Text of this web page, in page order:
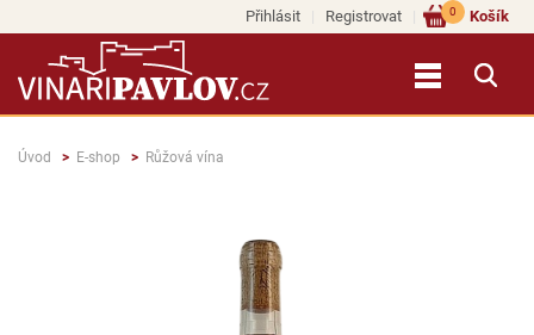
Přihlásit Registrovat Košík
0
Úvod E-shop Růžová vína